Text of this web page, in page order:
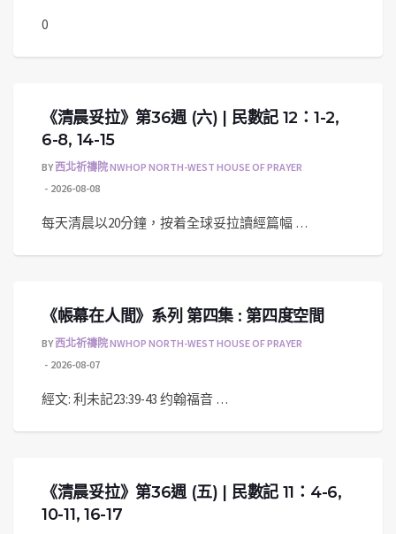
0
《清晨妥拉》第36週 (六) | 民數記 12：1-2,
6-8, 14-15
BY西北祈禱院 NWHOP NORTH-WEST HOUSE OF PRAYER
2026-08-08
每天清晨以20分鐘，按着全球妥拉讀經篇幅 …
《帳幕在人間》系列 第四集 : 第四度空間
BY西北祈禱院 NWHOP NORTH-WEST HOUSE OF PRAYER
2026-08-07
經文: 利未記23:39-43 约翰福音 …
《清晨妥拉》第36週 (五) | 民數記 11：4-6,
10-11, 16-17